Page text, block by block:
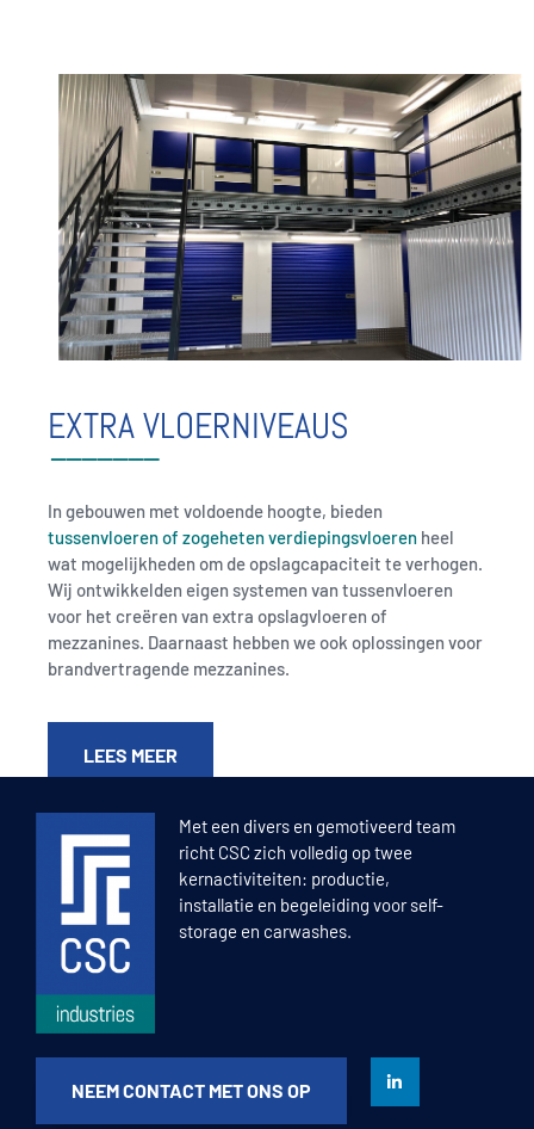
EXTRA VLOERNIVEAUS
In gebouwen met voldoende hoogte, bieden
tussenvloeren of zogeheten verdiepingsvloeren heel
wat mogelijkheden om de opslagcapaciteit te verhogen.
Wij ontwikkelden eigen systemen van tussenvloeren
voor het creëren van extra opslagvloeren of
mezzanines. Daarnaast hebben we ook oplossingen voor
brandvertragende mezzanines.
LEES MEER
Met een divers en gemotiveerd team
richt CSC zich volledig op twee
kernactiviteiten: productie,
installatie en begeleiding voor self-
storage en carwashes.
NEEM CONTACT MET ONS OP